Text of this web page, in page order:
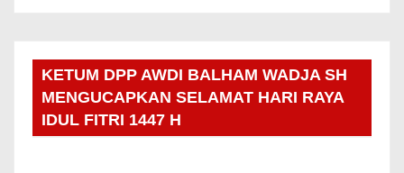
KETUM DPP AWDI BALHAM WADJA SH
MENGUCAPKAN SELAMAT HARI RAYA
IDUL FITRI 1447 H